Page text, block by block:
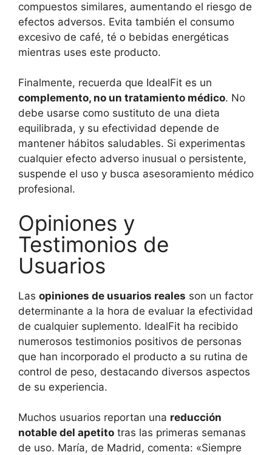
compuestos similares, aumentando el riesgo de
efectos adversos. Evita también el consumo
excesivo de café, té o bebidas energéticas
mientras uses este producto.
Finalmente, recuerda que IdealFit es un
complemento, no un tratamiento médico. No
debe usarse como sustituto de una dieta
equilibrada, y su efectividad depende de
mantener hábitos saludables. Si experimentas
cualquier efecto adverso inusual o persistente,
suspende el uso y busca asesoramiento médico
profesional.
Opiniones y
Testimonios de
Usuarios
Las opiniones de usuarios reales son un factor
determinante a la hora de evaluar la efectividad
de cualquier suplemento. IdealFit ha recibido
numerosos testimonios positivos de personas
que han incorporado el producto a su rutina de
control de peso, destacando diversos aspectos
de su experiencia.
Muchos usuarios reportan una reducción
notable del apetito tras las primeras semanas
de uso. María, de Madrid, comenta: «Siempre